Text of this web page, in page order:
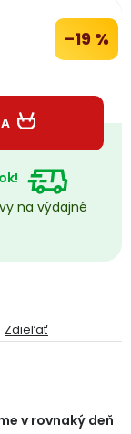
Registrace
–19 %
na výdajné
Zdieľať
v rovnaký deň